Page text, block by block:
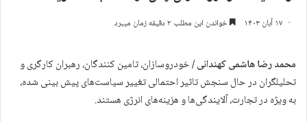
۱۷ آبان ۱۴۰۳ خواندن این مطلب ۲ دقیقه زمان میبرد
محمد رضا هاشمی کهندانی /خودروسازان، تامین کنندگان، رهبران کارگری و
تحلیلگران در حال سنجش تاثیر احتمالی تغییر سیاست‌های پیش بینی شده،
به ویژه در تجارت، آلایندگی‌ها و هزینه‌های انرژی هستند.